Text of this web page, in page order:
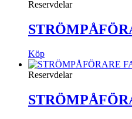
Reservdelar
Köp
Reservdelar